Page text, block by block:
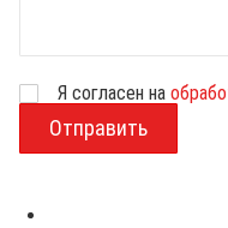
з
Я согласен на